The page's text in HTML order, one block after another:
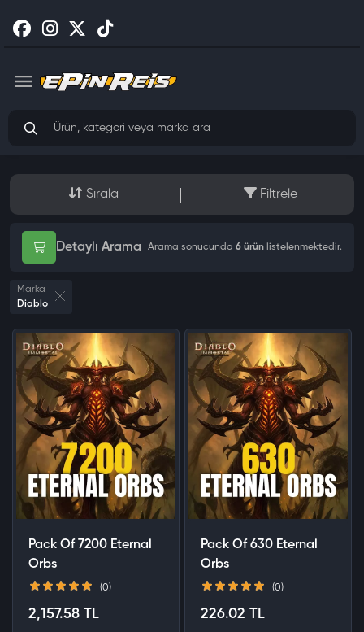
Sırala Filtrele
Detaylı Arama Arama sonucunda 6 ürün listelenmektedir.
Marka
Diablo
Pack Of 7200 Eternal
Orbs
(0)
2,157.58 TL
Pack Of 630 Eternal
Orbs
(0)
226.02 TL